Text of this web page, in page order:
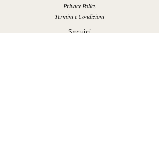
Privacy Policy
Termini e Condizioni
Seguici